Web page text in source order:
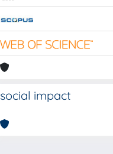
social impact